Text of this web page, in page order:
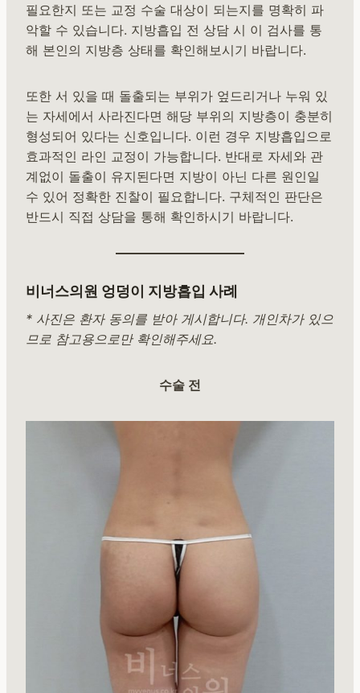
필요한지 또는 교정 수술 대상이 되는지를 명확히 파
악할 수 있습니다. 지방흡입 전 상담 시 이 검사를 통
해 본인의 지방층 상태를 확인해보시기 바랍니다.
또한 서 있을 때 돌출되는 부위가 엎드리거나 누워 있
는 자세에서 사라진다면 해당 부위의 지방층이 충분히
형성되어 있다는 신호입니다. 이런 경우 지방흡입으로
효과적인 라인 교정이 가능합니다. 반대로 자세와 관
계없이 돌출이 유지된다면 지방이 아닌 다른 원인일
수 있어 정확한 진찰이 필요합니다. 구체적인 판단은
반드시 직접 상담을 통해 확인하시기 바랍니다.
비너스의원 엉덩이 지방흡입 사례
* 사진은 환자 동의를 받아 게시합니다. 개인차가 있으
므로 참고용으로만 확인해주세요.
수술 전